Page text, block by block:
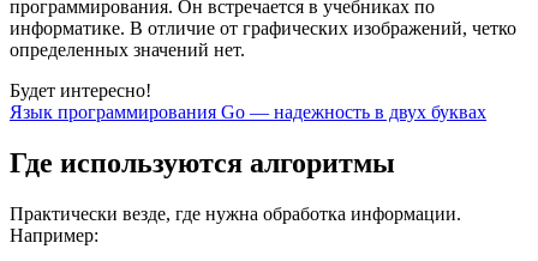
программирования. Он встречается в учебниках по
информатике. В отличие от графических изображений, четко
определенных значений нет.
Будет интересно!
Язык программирования Go — надежность в двух буквах
Где используются алгоритмы
Практически везде, где нужна обработка информации.
Например: